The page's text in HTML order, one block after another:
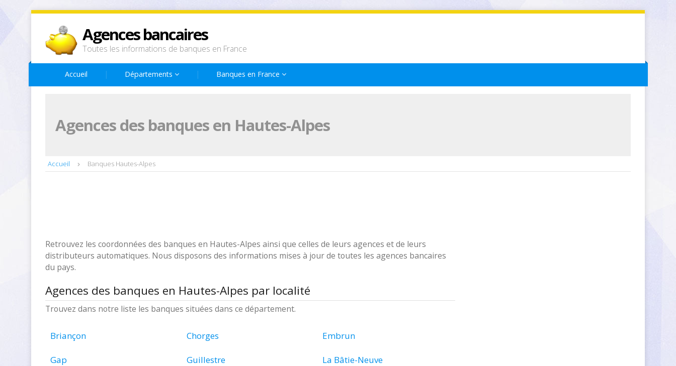
Agences bancaires
Toutes les informations de banques en France
Accueil Départements Banques en France
Agences des banques en Hautes-Alpes
Accueil Banques Hautes-Alpes
Retrouvez les coordonnées des banques en Hautes-Alpes ainsi que celles de leurs agences et de leurs
distributeurs automatiques. Nous disposons des informations mises à jour de toutes les agences bancaires
du pays.
Agences des banques en Hautes-Alpes par localité
Trouvez dans notre liste les banques situées dans ce département.
Briançon Chorges Embrun
Gap Guillestre La Bâtie-Neuve